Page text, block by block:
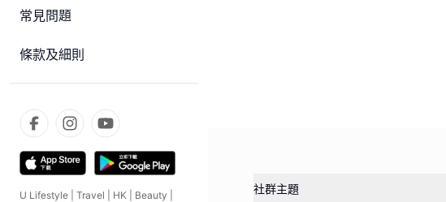
常見問題
條款及細則
U Lifestyle Travel HK Beauty 社群主題